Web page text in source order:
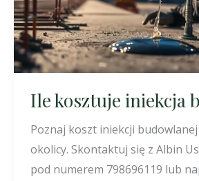
Ile kosztuje iniekcja
Poznaj koszt iniekcji
okolicy. Skontaktuj się z Albin
pod numerem 798696119 lub